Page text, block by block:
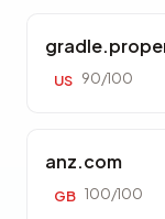
US 90/100
anz.com
GB 100/100